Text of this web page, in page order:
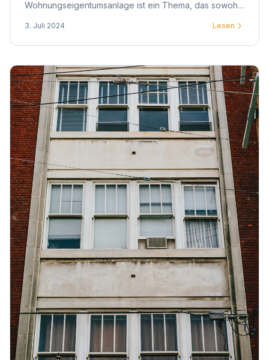
Wohnungseigentumsanlage ist ein Thema, das sowohl
3. Juli 2024 Lesen